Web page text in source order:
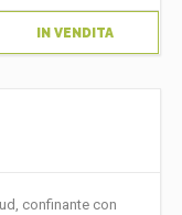
IN VENDITA
confinante con